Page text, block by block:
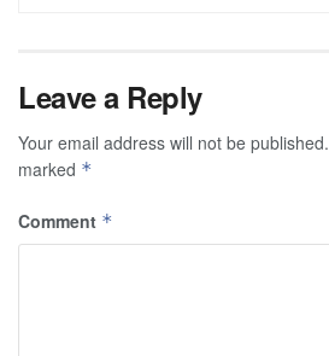
Leave a Reply
Your email address will not be published.
marked *
Comment *